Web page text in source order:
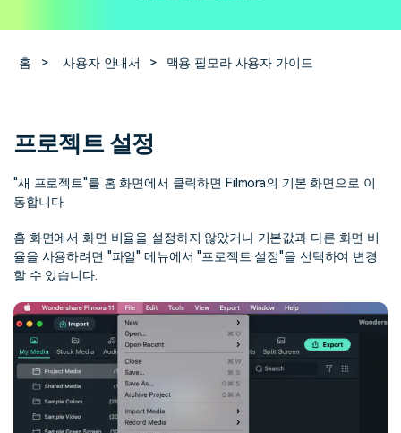
고객 지원
더 알아보기
가격
검색
홈 > 사용자 안내서 > 맥용 필모라 사용자 가이드
프로젝트 설정
"새 프로젝트"를 홈 화면에서 클릭하면 Filmora의 기본 화면으로 이
동합니다.
홈 화면에서 화면 비율을 설정하지 않았거나 기본값과 다른 화면 비
율을 사용하려면 "파일" 메뉴에서 "프로젝트 설정"을 선택하여 변경
할 수 있습니다.